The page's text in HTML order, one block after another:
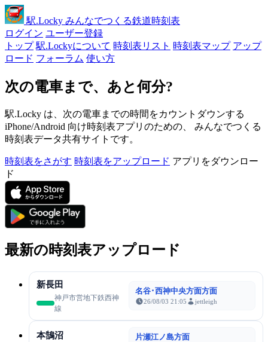
駅.Locky みんなでつくる鉄道時刻表
ログイン ユーザー登録
トップ 駅.Lockyについて 時刻表リスト 時刻表マップ アップ
ロード フォーラム 使い方
次の電車まで、あと何分?
駅.Locky は、次の電車までの時間をカウントダウンする
iPhone/Android 向け時刻表アプリのための、 みんなでつくる
時刻表データ共有サイトです。
時刻表をさがす 時刻表をアップロード アプリをダウンロー
ド
最新の時刻表アップロード
新長田
神戸市営地下鉄西神
線
名谷･西神中央方面方面
26/08/03 21:05 jettleigh
本鵠沼 片瀬江ノ島方面